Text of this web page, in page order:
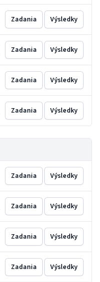
Zadania Výsledky
Zadania Výsledky
Zadania Výsledky
Zadania Výsledky
Zadania Výsledky
Zadania Výsledky
Zadania Výsledky
Zadania Výsledky